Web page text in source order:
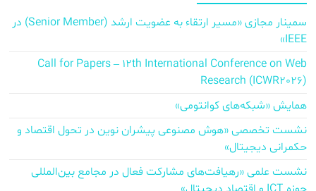
سمینار مجازی «مسیر ارتقاء به عضویت ارشد (Senior Member) در
IEEE»
Call for Papers – 12th International Conference on Web
Research (ICWR2026)
همایش «شبکه‌های کوانتومی»
نشست تخصصی «هوش مصنوعی پیشران نوین در تحول اقتصاد و
حکمرانی دیجیتال»
نشست علمی «رهیافت‌های مشارکت فعال در مجامع بین‌المللی